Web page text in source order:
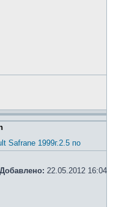
Safrane 1999г.2.5 по
Добавлено: 22.05.2012 16:04